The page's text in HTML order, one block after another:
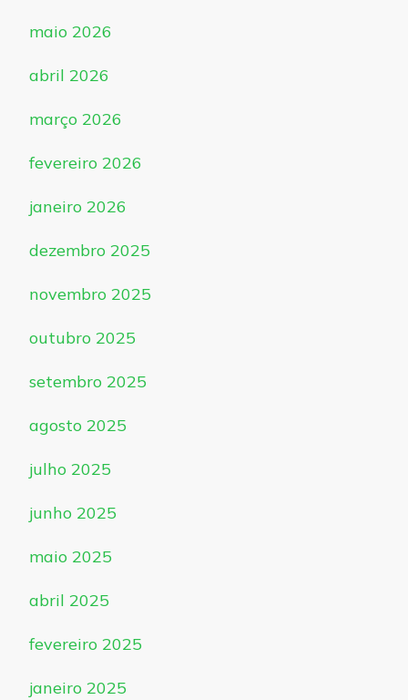
maio 2026
abril 2026
março 2026
fevereiro 2026
janeiro 2026
dezembro 2025
novembro 2025
outubro 2025
setembro 2025
agosto 2025
julho 2025
junho 2025
maio 2025
abril 2025
fevereiro 2025
janeiro 2025